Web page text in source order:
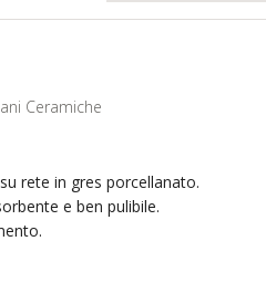
Ceramiche
rete in gres porcellanato.
e ben pulibile.